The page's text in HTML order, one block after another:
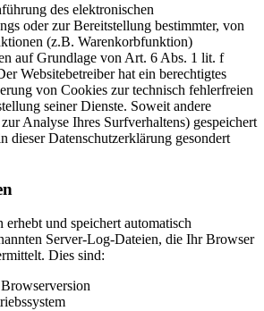
des elektronischen
oder zur Bereitstellung bestimmter, von
(z.B. Warenkorbfunktion)
auf Grundlage von Art. 6 Abs. 1 lit. f
Websitebetreiber hat ein berechtigtes
von Cookies zur technisch fehlerfreien
seiner Dienste. Soweit andere
Analyse Ihres Surfverhaltens) gespeichert
dieser Datenschutzerklärung gesondert
und speichert automatisch
Server-Log-Dateien, die Ihr Browser
Dies sind: